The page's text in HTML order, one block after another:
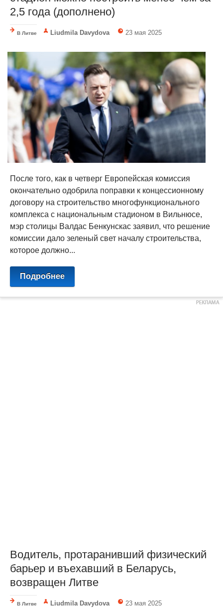
2,5 года (дополнено)
В Литве Liudmila Davydova 23 мая 2025
После того, как в четверг Европейская комиссия
окончательно одобрила поправки к концессионному
договору на строительство многофункционального
комплекса с национальным стадионом в Вильнюсе,
мэр столицы Валдас Бенкунскас заявил, что решение
комиссии дало зеленый свет началу строительства,
которое должно...
Подробнее
Водитель, протаранивший физический
барьер и въехавший в Беларусь,
возвращен Литве
В Литве Liudmila Davydova 23 мая 2025